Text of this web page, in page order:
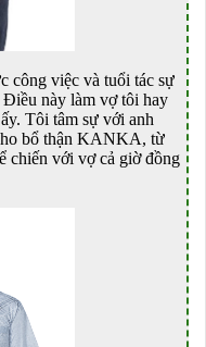
công việc và tuổi tác sự
Điều này làm vợ tôi hay
Tôi tâm sự với anh
bổ thận KANKA, từ
chiến với vợ cả giờ đồng